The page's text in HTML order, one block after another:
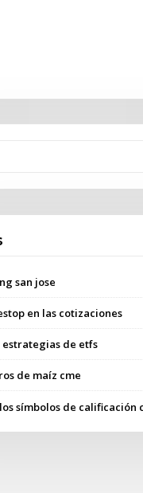
san jose
en las cotizaciones
estrategias de etfs
de maíz cme
símbolos de calificación